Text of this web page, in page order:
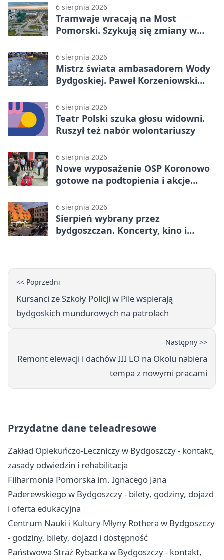
6 sierpnia 2026
Tramwaje wracają na Most
Pomorski. Szykują się zmiany w
6 sierpnia 2026
Mistrz świata ambasadorem Wody
Bydgoskiej. Paweł Korzeniowski
6 sierpnia 2026
Teatr Polski szuka głosu widowni.
Ruszył też nabór wolontariuszy
6 sierpnia 2026
Nowe wyposażenie OSP Koronowo
gotowe na podtopienia i akcje
6 sierpnia 2026
Sierpień wybrany przez
bydgoszczan. Koncerty, kino i
<< Poprzedni
Kursanci ze Szkoły Policji w Pile wspierają
bydgoskich mundurowych na patrolach
Następny >>
Remont elewacji i dachów III LO na Okolu nabiera
tempa z nowymi pracami
Przydatne dane teleadresowe
Zakład Opiekuńczo-Leczniczy w Bydgoszczy - kontakt,
zasady odwiedzin i rehabilitacja
Filharmonia Pomorska im. Ignacego Jana
Paderewskiego w Bydgoszczy - bilety, godziny, dojazd
i oferta edukacyjna
Centrum Nauki i Kultury Młyny Rothera w Bydgoszczy
- godziny, bilety, dojazd i dostępność
Państwowa Straż Rybacka w Bydgoszczy - kontakt,